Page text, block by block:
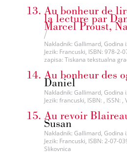
Au bonheur de
la lecture par
Marcel Proust,
/
Nakladnik: Gallimard, Godina
Jezik: Francuski, ISBN: 978-2-
zapisa: Tiskana tekstualna
Au bonheur des
Daniel
Nakladnik: Gallimard, Godina
Jezik: francuski, ISBN: , ISSN:
Au revoir
Susan
Nakladnik: Gallimard, Godina
Jezik: Francuski, ISBN: 2-07-
Slikovnica